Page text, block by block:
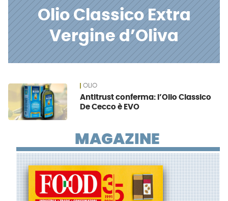
Olio Classico Extra
Vergine d’Oliva
News OLIO
Antitrust conferma: l’Olio Classico
De Cecco è EVO
MAGAZINE